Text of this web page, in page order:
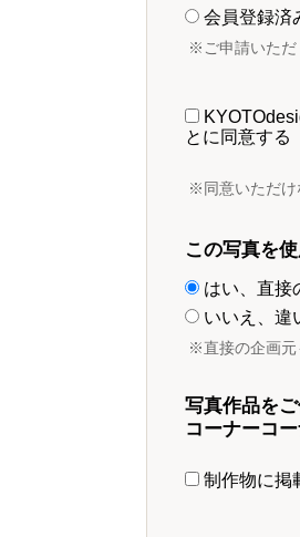
会員登録済
※ご申請いただ
とに同意する
※同意いただけ
この写真を
はい、直接
いいえ、違
※直接の企画元
写真作品を
コーナーコ
制作物に掲